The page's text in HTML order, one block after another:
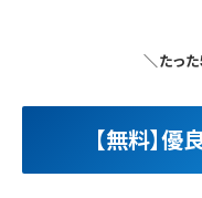
＼たっ
【無料】